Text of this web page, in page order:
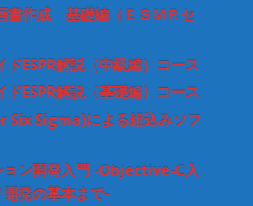
書作成 基礎編（ＥＳＭＲセ
ドESPR解説（中級編）コース
ドESPR解説（基礎編）コース
Six Sigma)による組込みソフ
ョン開発入門 -Objective-C入
発の基本まで-